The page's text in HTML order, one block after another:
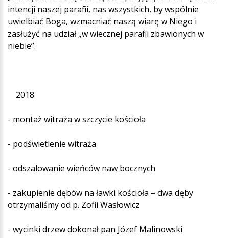
intencji naszej parafii, nas wszystkich, by wspólnie
uwielbiać Boga, wzmacniać naszą wiarę w Niego i
zasłużyć na udział „w wiecznej parafii zbawionych w
niebie”.
2018
- montaż witraża w szczycie kościoła
- podświetlenie witraża
- odszalowanie wieńców naw bocznych
- zakupienie dębów na ławki kościoła – dwa dęby
otrzymaliśmy od p. Zofii Wasłowicz
- wycinki drzew dokonał pan Józef Malinowski